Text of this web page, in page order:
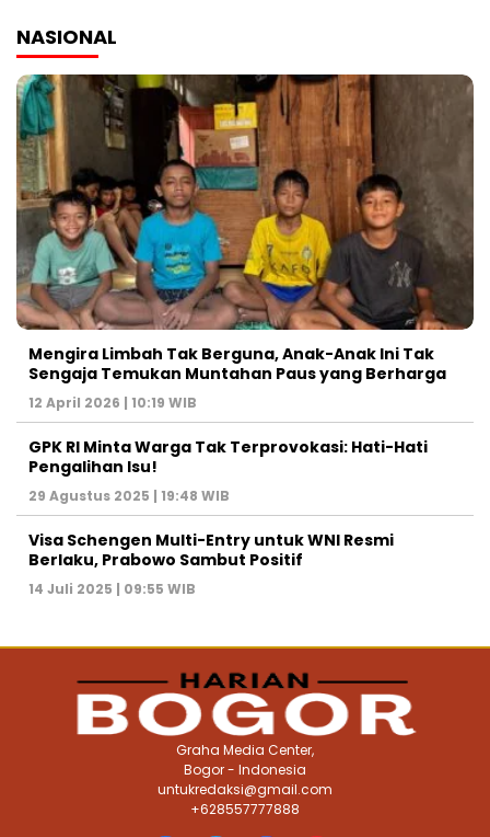
NASIONAL
Mengira Limbah Tak Berguna, Anak-Anak Ini Tak
Sengaja Temukan Muntahan Paus yang Berharga
12 April 2026 | 10:19 WIB
GPK RI Minta Warga Tak Terprovokasi: Hati-Hati
Pengalihan Isu!
29 Agustus 2025 | 19:48 WIB
Visa Schengen Multi-Entry untuk WNI Resmi
Berlaku, Prabowo Sambut Positif
14 Juli 2025 | 09:55 WIB
Graha Media Center,
Bogor - Indonesia
untukredaksi@gmail.com
+628557777888